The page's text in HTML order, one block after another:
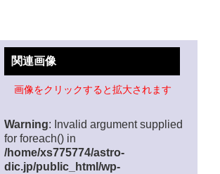
関連画像
画像をクリックすると拡大されます
Warning: Invalid argument supplied
for foreach() in
/home/xs775774/astro-
dic.jp/public_html/wp-